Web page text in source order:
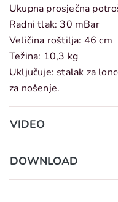
Ukupna prosječna
Radni tlak: 30 mBar
Veličina roštilja: 46 cm
Težina: 10,3 kg
Uključuje: stalak za
za nošenje.
VIDEO
DOWNLOAD